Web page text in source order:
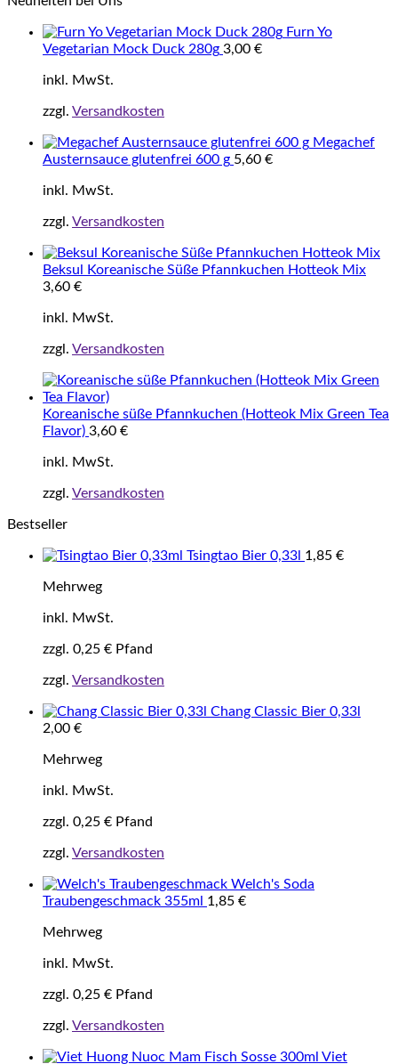
Furn Yo
Vegetarian Mock Duck 280g 3,00 €
inkl. MwSt.
zzgl. Versandkosten
Megachef
Austernsauce glutenfrei 600 g 5,60 €
inkl. MwSt.
zzgl. Versandkosten
Beksul Koreanische Süße Pfannkuchen Hotteok Mix
3,60 €
inkl. MwSt.
zzgl. Versandkosten
Koreanische süße Pfannkuchen (Hotteok Mix Green Tea
Flavor) 3,60 €
inkl. MwSt.
zzgl. Versandkosten
Bestseller
Tsingtao Bier 0,33l 1,85 €
Mehrweg
inkl. MwSt.
zzgl. 0,25 € Pfand
zzgl. Versandkosten
Chang Classic Bier 0,33l
2,00 €
Mehrweg
inkl. MwSt.
zzgl. 0,25 € Pfand
zzgl. Versandkosten
Welch's Soda
Traubengeschmack 355ml 1,85 €
Mehrweg
inkl. MwSt.
zzgl. 0,25 € Pfand
zzgl. Versandkosten
Viet